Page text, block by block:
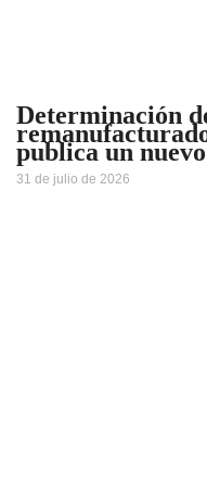
Determinación
publica un
31 de julio de 2026